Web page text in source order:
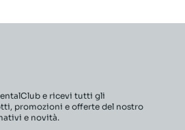
e ricevi tutti gli
promozioni e offerte del nostro
e novità.